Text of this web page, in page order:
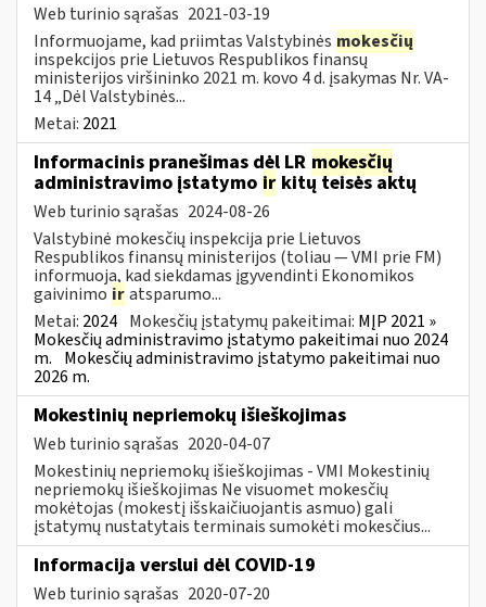
Web turinio sąrašas 2021-03-19
Informuojame, kad priimtas Valstybinės mokesčių
inspekcijos prie Lietuvos Respublikos finansų
ministerijos viršininko 2021 m. kovo 4 d. įsakymas Nr. VA-
14 „Dėl Valstybinės...
Metai: 2021
Informacinis pranešimas dėl LR mokesčių
administravimo įstatymo ir kitų teisės aktų
Web turinio sąrašas 2024-08-26
Valstybinė mokesčių inspekcija prie Lietuvos
Respublikos finansų ministerijos (toliau — VMI prie FM)
informuoja, kad siekdamas įgyvendinti Ekonomikos
gaivinimo iratsparumo...
Metai: 2024 Mokesčių įstatymų pakeitimai: MĮP 2021 »
Mokesčių administravimo įstatymo pakeitimai nuo 2024
m. Mokesčių administravimo įstatymo pakeitimai nuo
2026 m.
Mokestinių nepriemokų išieškojimas
Web turinio sąrašas 2020-04-07
Mokestinių nepriemokų išieškojimas - VMI Mokestinių
nepriemokų išieškojimas Ne visuomet mokesčių
mokėtojas (mokestį išskaičiuojantis asmuo) gali
įstatymų nustatytais terminais sumokėti mokesčius...
Informacija verslui dėl COVID-19
Web turinio sąrašas 2020-07-20